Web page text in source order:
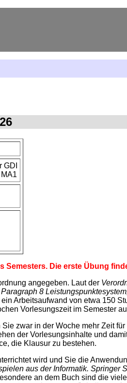
Die erste Übung
angegeben. Laut der
8
Arbeitsaufwand von etwa 150
Vorlesungszeit im Semester
zwar in der Woche mehr Zeit
der Vorlesungsinhalte und
die Klausur zu bestehen.
wird und Sie die
aus der Informatik. Springer
an dem Buch sind die